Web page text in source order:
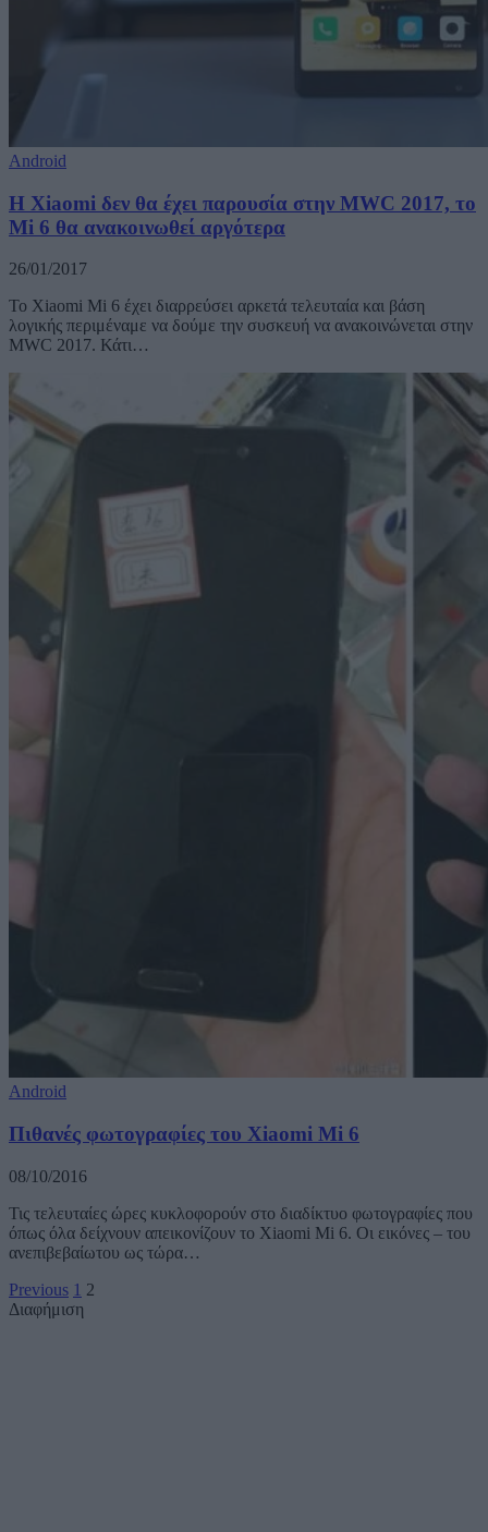
Android
H Xiaomi δεν θα έχει παρουσία στην MWC 2017, το
Mi 6 θα ανακοινωθεί αργότερα
26/01/2017
Το Xiaomi Mi 6 έχει διαρρεύσει αρκετά τελευταία και βάση
λογικής περιμέναμε να δούμε την συσκευή να ανακοινώνεται στην
MWC 2017. Κάτι…
Android
Πιθανές φωτογραφίες του Xiaomi Mi 6
08/10/2016
Τις τελευταίες ώρες κυκλοφορούν στο διαδίκτυο φωτογραφίες που
όπως όλα δείχνουν απεικονίζουν το Xiaomi Mi 6. Οι εικόνες – του
ανεπιβεβαίωτου ως τώρα…
Previous 1 2
Διαφήμιση